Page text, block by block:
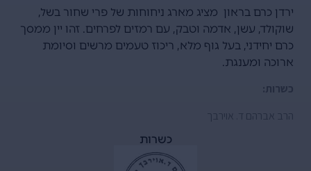
ירדן כרם בראון מציג מארג ניחוחות של פרי שחור בשל,
שוקולד, עשן, אדמה וטבק, עם רמזים לפרחים. זהו יין ממסך
כרם יחידני, בעל גוף מלא, ריכוז טעמים מרשים וסיומת
ארוכה ומענגת.
כשרות:
הרב אברהם ד. אוירבך
כשרות